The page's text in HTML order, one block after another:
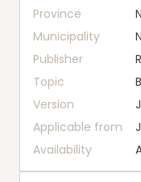
Province
Municipality
Publisher
Topic
Version
Applicable from
Availability